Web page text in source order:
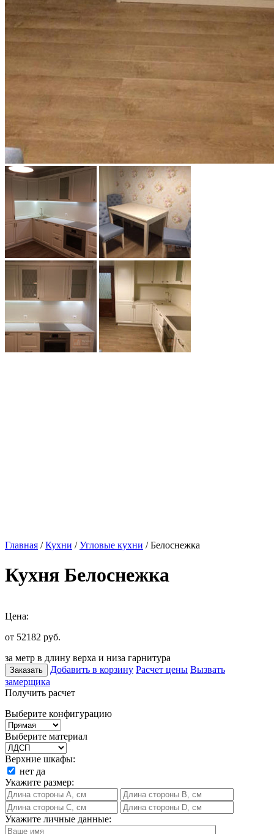
Главная /Кухни /Угловые кухни / Белоснежка
Кухня Белоснежка
Цена:
от 52182 руб.
за метр в длину верха и низа гарнитура
Заказать Добавить в корзину Расчет цены Вызвать
замерщика
Получить расчет
Выберите конфигурацию
Выберите материал
Верхние шкафы:
нет да
Укажите размер:
Укажите личные данные: